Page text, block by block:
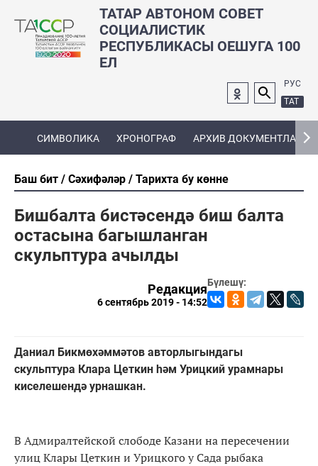
ТАТАР АВТОНОМ СОВЕТ
СОЦИАЛИСТИК
РЕСПУБЛИКАСЫ ОЕШУГА 100
ЕЛ
РУС
ТАТ
СИМВОЛИКА ХРОНОГРАФ АРХИВ ДОКУМЕНТЛАРЫ
Баш бит Сәхифәләр Тарихта бу көнне
Бишбалта бистәсендә биш балта
остасына багышланган
скульптура ачылды
Бүлешү:
Редакция
6 сентябрь 2019 - 14:52
Даниал Бикмөхәммәтов авторлыгындагы
скульптура Клара Цеткин һәм Урицкий урамнары
киселешендә урнашкан.
В Адмиралтейской слободе Казани на пересечении
улиц Клары Цеткин и Урицкого у Сада рыбака